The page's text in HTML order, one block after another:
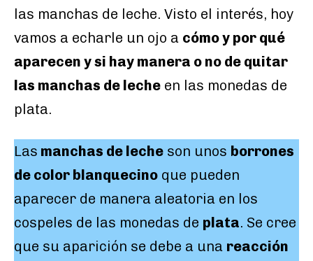
las manchas de leche. Visto el interés, hoy
vamos a echarle un ojo a cómo y por qué
aparecen y si hay manera o no de quitar
las manchas de leche en las monedas de
plata.
Las manchas de leche son unos borrones
de color blanquecino que pueden
aparecer de manera aleatoria en los
cospeles de las monedas de plata. Se cree
que su aparición se debe a una reacción